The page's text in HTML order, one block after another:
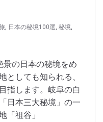
, 日本の秘境100選, 秘境,
景の日本の秘境をめ
としても知られる、
指します。岐阜の白
日本三大秘境」の一
「祖谷」